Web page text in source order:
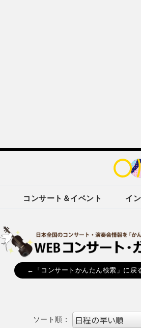
コンサート＆イベント イ
←「コンサートかんたん検索」に戻
ソート順：